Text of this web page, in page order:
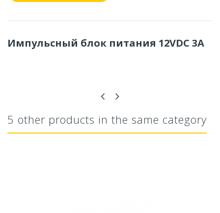
Импульсный блок питания 12VDC 3A
5 other products in the same category